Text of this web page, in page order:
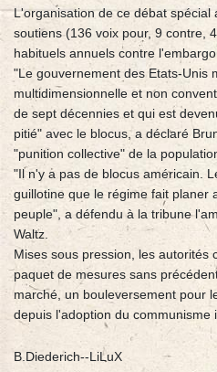
L'organisation de ce débat
soutiens (136 voix pour, 9 contre,
habituels annuels contre
"Le gouvernement des Etats-Unis
multidimensionnelle et non
de sept décennies et qui est
pitié" avec le blocus, a déclaré
"punition collective" de la
"Il n'y a pas de blocus américain.
guillotine que le régime fait planer
peuple", a défendu à la tribune
Waltz.
Mises sous pression, les autorités
paquet de mesures sans
marché, un bouleversement pour
depuis l'adoption du communisme
B.Diederich--LiLuX